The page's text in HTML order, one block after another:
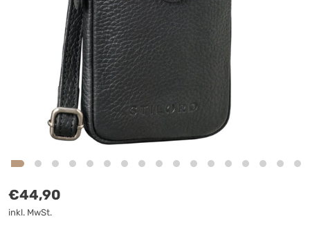
Normaler Preis
€44,90
inkl. MwSt.